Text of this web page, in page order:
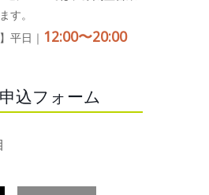
す。
平日｜ 12:00〜20:00
込フォーム